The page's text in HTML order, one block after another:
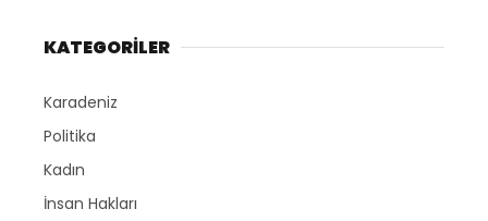
KATEGORİLER
Karadeniz
Politika
Kadın
İnsan Hakları